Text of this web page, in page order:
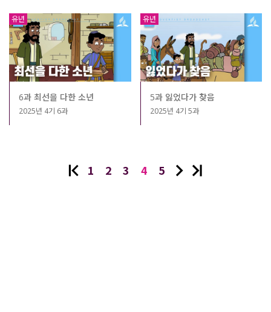
유년
6과 최선을 다한 소년
2025년 4기 6과
유년
5과 잃었다가 찾음
2025년 4기 5과
1 2 3 4 5